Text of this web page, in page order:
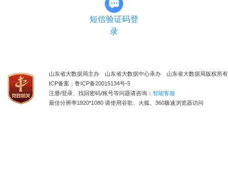
短信验证码登
录
山东省大数据局主办 山东省大数据中心承办 山东省大数据局版权所有
ICP备案：鲁ICP备20015134号-5
注册/登录、找回密码/账号等问题请咨询： 智能客服
最佳分辨率1920*1080 请使用谷歌、火狐、360极速浏览器访问